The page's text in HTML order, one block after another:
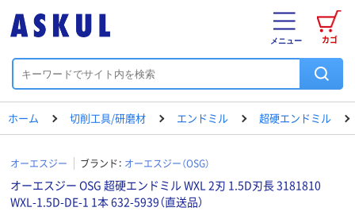
カゴ
メニュー
ホーム 切削工具/研磨材 エンドミル 超硬エンドミル
オーエスジー ブランド： オーエスジー（OSG）
オーエスジー OSG 超硬エンドミル WXL 2刃 1.5D刃長 3181810
WXL-1.5D-DE-1 1本 632-5939（直送品）